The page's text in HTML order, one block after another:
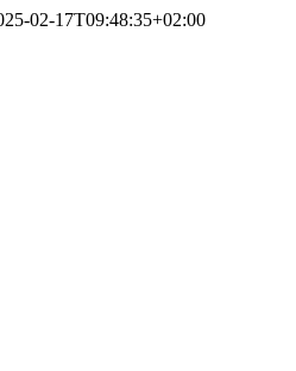
02-17T09:48:35+02:00